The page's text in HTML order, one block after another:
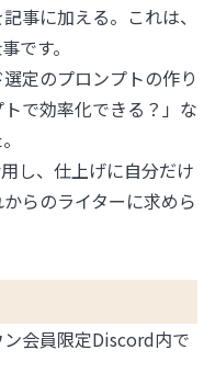
事に加える。これは、
です。
定のプロンプトの作り
で効率化できる？」な
し、仕上げに自分だけ
らのライターに求めら
会員限定Discord内で